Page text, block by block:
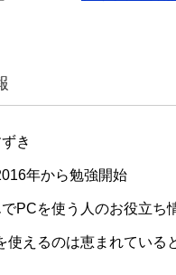
き
年から勉強開始
PCを使う人のお役立ち
使えるのは恵まれている